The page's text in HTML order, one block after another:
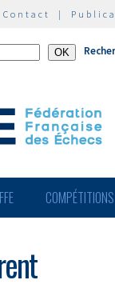
Contact |
FFE COMPÉTITIONS